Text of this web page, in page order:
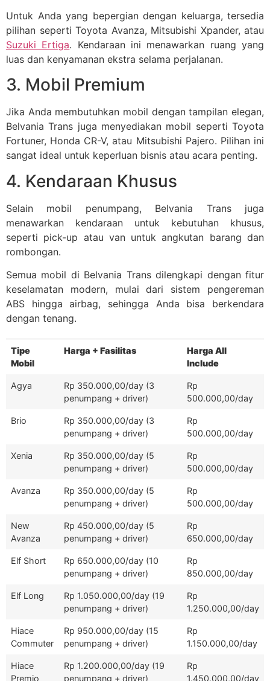
Untuk Anda yang bepergian dengan keluarga, tersedia
pilihan seperti Toyota Avanza, Mitsubishi Xpander, atau
Suzuki Ertiga. Kendaraan ini menawarkan ruang yang
luas dan kenyamanan ekstra selama perjalanan.
3. Mobil Premium
Jika Anda membutuhkan mobil dengan tampilan elegan,
Belvania Trans juga menyediakan mobil seperti Toyota
Fortuner, Honda CR-V, atau Mitsubishi Pajero. Pilihan ini
sangat ideal untuk keperluan bisnis atau acara penting.
4. Kendaraan Khusus
Selain mobil penumpang, Belvania Trans juga
menawarkan kendaraan untuk kebutuhan khusus,
seperti pick-up atau van untuk angkutan barang dan
rombongan.
Semua mobil di Belvania Trans dilengkapi dengan fitur
keselamatan modern, mulai dari sistem pengereman
ABS hingga airbag, sehingga Anda bisa berkendara
dengan tenang.
Tipe
Mobil
Harga + Fasilitas
Harga All
Include
Agya
Rp 350.000,00/day (3
penumpang + driver)
Rp
500.000,00/day
Brio
Rp 350.000,00/day (3
penumpang + driver)
Rp
500.000,00/day
Xenia
Rp 350.000,00/day (5
penumpang + driver)
Rp
500.000,00/day
Avanza
Rp 350.000,00/day (5
penumpang + driver)
Rp
500.000,00/day
New
Avanza
Rp 450.000,00/day (5
penumpang + driver)
Rp
650.000,00/day
Elf Short
Rp 650.000,00/day (10
penumpang + driver)
Rp
850.000,00/day
Elf Long
Rp 1.050.000,00/day (19
penumpang + driver)
Rp
1.250.000,00/day
Hiace
Commuter
Rp 950.000,00/day (15
penumpang + driver)
Rp
1.150.000,00/day
Hiace
Premio
Rp 1.200.000,00/day (19
penumpang + driver)
Rp
1.450.000,00/day